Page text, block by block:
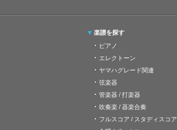
楽譜を探す
ピアノ
エレクトーン
ヤマハグレード関連
弦楽器
管楽器 / 打楽器
吹奏楽 / 器楽合奏
フルスコア / スタディスコア